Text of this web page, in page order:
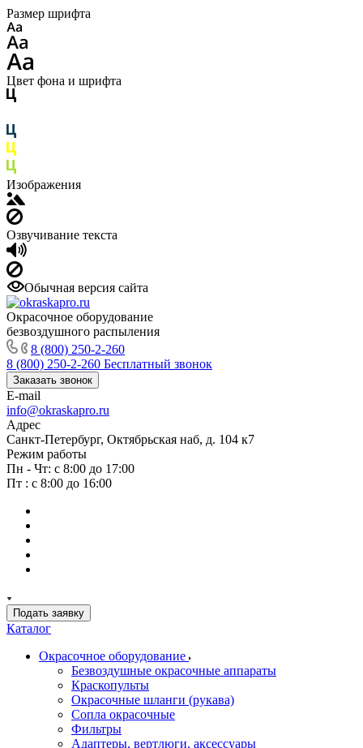
Размер шрифта
Цвет фона и шрифта
Изображения
Озвучивание текста
Обычная версия сайта
Окрасочное оборудование
безвоздушного распыления
8 (800) 250-2-260
8 (800) 250-2-260 Бесплатный звонок
Заказать звонок
E-mail
info@okraskapro.ru
Адрес
Санкт-Петербург, Октябрьская наб, д. 104 к7
Режим работы
Пн - Чт: с 8:00 до 17:00
Пт : с 8:00 до 16:00
Подать заявку
Каталог
Окрасочное оборудование
Безвоздушные окрасочные аппараты
Краскопульты
Окрасочные шланги (рукава)
Сопла окрасочные
Фильтры
Адаптеры, вертлюги, аксессуары